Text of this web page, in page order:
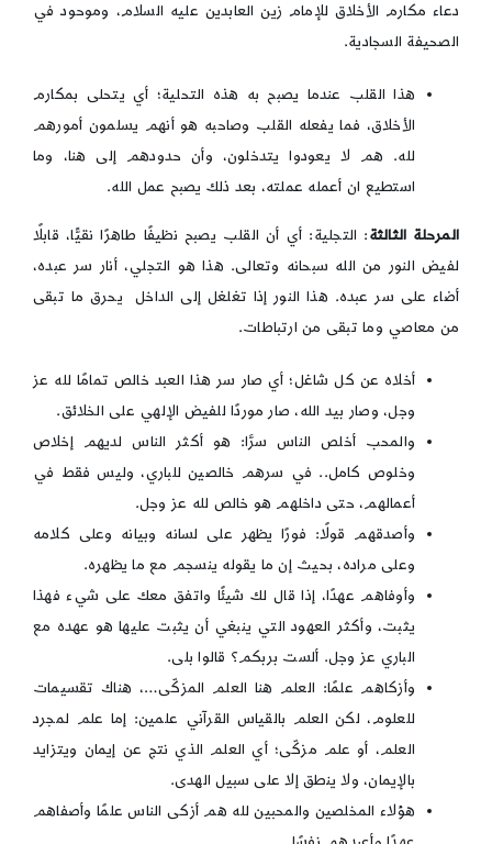
دعاء مكارم الأخلاق للإمام زين العابدين عليه السلام، وموحود في
الصحيفة السجادية.
هذا القلب عندما يصبح به هذه التحلية؛ أي يتحلى بمكارم
الأخلاق، فما يفعله القلب وصاحبه هو أنهم يسلمون أمورهم
لله. هم لا يعودوا يتدخلون، وأن حدودهم إلى هنا، وما
استطيع ان أعمله عملته، بعد ذلك يصبح عمل الله.
المرحلة الثالثة: التجلية: أي أن القلب يصبح نظيفًا طاهرًا نقيًّا، قابلًا
لفيض النور من الله سبحانه وتعالى. هذا هو التجلي، أنار سر عبده،
أضاء على سر عبده. هذا النور إذا تغلغل إلى الداخل يحرق ما تبقى
من معاصي وما تبقى من ارتباطات.
أخلاه عن كل شاغل؛ أي صار سر هذا العبد خالص تمامًا لله عز
وجل، وصار بيد الله، صار موردًا للفيض الإلهي على الخلائق.
والمحب أخلص الناس سرَّا: هو أكثر الناس لديهم إخلاص
وخلوص كامل.. في سرهم خالصين للباري، وليس فقط في
أعمالهم، حتى داخلهم هو خالص لله عز وجل.
وأصدقهم قولًا: فورًا يظهر على لسانه وبيانه وعلى كلامه
وعلى مراده، بحيث إن ما يقوله ينسجم مع ما يظهره.
وأوفاهم عهدًا، إذا قال لك شيئًا واتفق معك على شيء فهذا
يثبت، وأكثر العهود التي ينبغي أن يثبت عليها هو عهده مع
الباري عز وجل. ألست بربكم؟ قالوا بلى.
وأزكاهم علمًا: العلم هنا العلم المزكّى…، هناك تقسيمات
للعلوم، لكن العلم بالقياس القرآني علمين: إما علم لمجرد
العلم، أو علم مزكّى؛ أي العلم الذي نتج عن إيمان ويتزايد
بالإيمان، ولا ينطق إلا على سبيل الهدى.
هؤلاء المخلصين والمحبين لله هم أزكى الناس علمًا وأصفاهم